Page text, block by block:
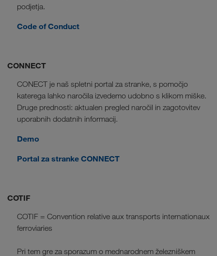
podjetja.
Code of Conduct
CONNECT
CONECT je naš spletni portal za stranke, s pomočjo
katerega lahko naročila izvedemo udobno s klikom miške.
Druge prednosti: aktualen pregled naročil in zagotovitev
uporabnih dodatnih informacij.
Demo
Portal za stranke CONNECT
COTIF
COTIF = Convention relative aux transports internationaux
ferroviaries
Pri tem gre za sporazum o mednarodnem železniškem